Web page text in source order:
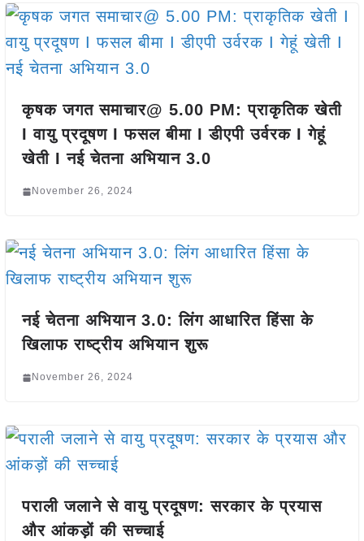
कृषक जगत समाचार@ 5.00 PM: प्राकृतिक खेती
I वायु प्रदूषण I फसल बीमा I डीएपी उर्वरक I गेहूं
खेती I नई चेतना अभियान 3.0
November 26, 2024
नई चेतना अभियान 3.0: लिंग आधारित हिंसा के
खिलाफ राष्ट्रीय अभियान शुरू
November 26, 2024
पराली जलाने से वायु प्रदूषण: सरकार के प्रयास
और आंकड़ों की सच्चाई